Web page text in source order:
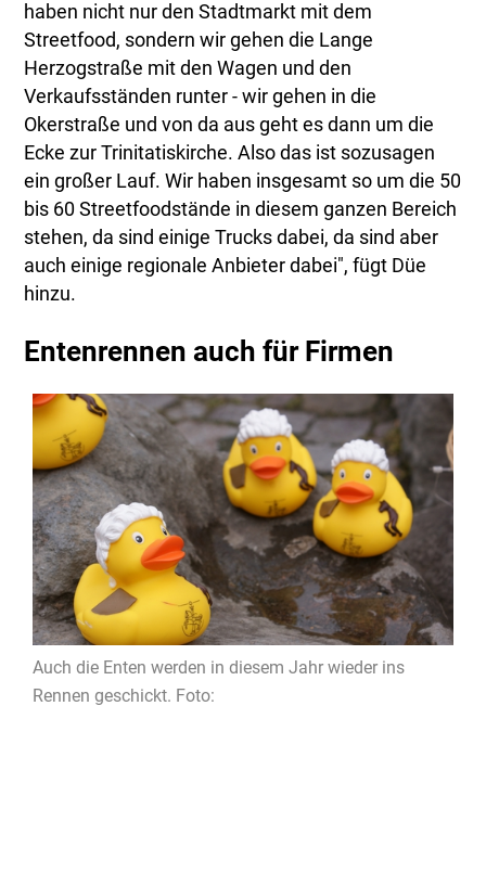
haben nicht nur den Stadtmarkt mit dem
Streetfood, sondern wir gehen die Lange
Herzogstraße mit den Wagen und den
Verkaufsständen runter - wir gehen in die
Okerstraße und von da aus geht es dann um die
Ecke zur Trinitatiskirche. Also das ist sozusagen
ein großer Lauf. Wir haben insgesamt so um die 50
bis 60 Streetfoodstände in diesem ganzen Bereich
stehen, da sind einige Trucks dabei, da sind aber
auch einige regionale Anbieter dabei", fügt Düe
hinzu.
Entenrennen auch für Firmen
Auch die Enten werden in diesem Jahr wieder ins
Rennen geschickt. Foto: